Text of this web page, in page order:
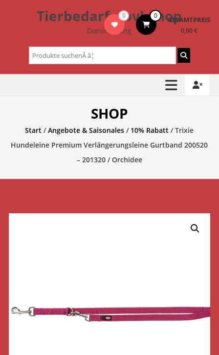
Tierbedarf – bvl-Shop
Dominik Lang
0 0 GESAMTPREIS
0,00 €
Suchen
nach:
SHOP
Start /Angebote & Saisonales / 10% Rabatt / Trixie
Hundeleine Premium Verlängerungsleine Gurtband 200520
– 201320 / Orchidee